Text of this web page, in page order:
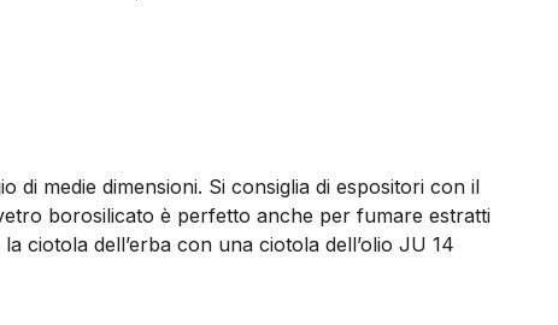
di medie dimensioni. Si consiglia di espositori con il
borosilicato è perfetto anche per fumare estratti
ciotola dell’erba con una ciotola dell’olio JU 14